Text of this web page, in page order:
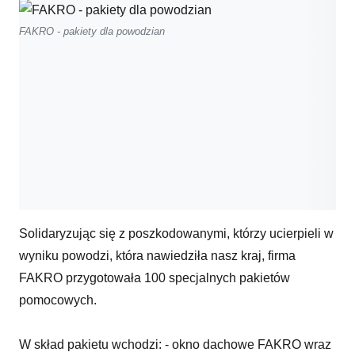
FAKRO - pakiety dla powodzian
Solidaryzując się z poszkodowanymi, którzy ucierpieli w
wyniku powodzi, która nawiedziła nasz kraj, firma
FAKRO przygotowała 100 specjalnych pakietów
pomocowych.
W skład pakietu wchodzi: - okno dachowe FAKRO wraz